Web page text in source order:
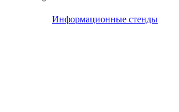
Информационные стенды